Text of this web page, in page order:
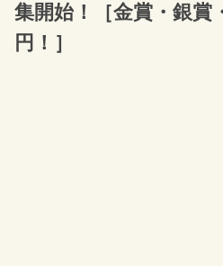
集開始！［金賞・銀賞
円！］